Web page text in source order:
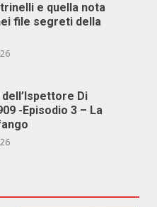
e quella nota
file segreti della
dell’Ispettore Di
-Episodio 3 – La